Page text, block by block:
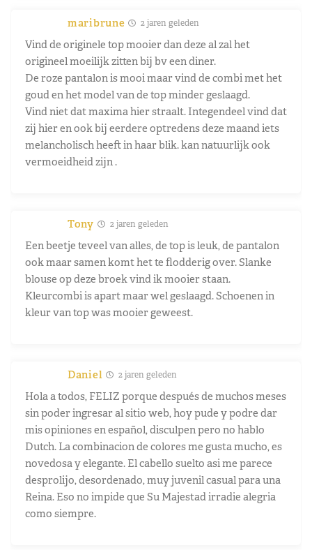
maribrune 2 jaren geleden
Vind de originele top mooier dan deze al zal het
origineel moeilijk zitten bij bv een diner.
De roze pantalon is mooi maar vind de combi met het
goud en het model van de top minder geslaagd.
Vind niet dat maxima hier straalt. Integendeel vind dat
zij hier en ook bij eerdere optredens deze maand iets
melancholisch heeft in haar blik. kan natuurlijk ook
vermoeidheid zijn .
Tony 2 jaren geleden
Een beetje teveel van alles, de top is leuk, de pantalon
ook maar samen komt het te flodderig over. Slanke
blouse op deze broek vind ik mooier staan.
Kleurcombi is apart maar wel geslaagd. Schoenen in
kleur van top was mooier geweest.
Daniel 2 jaren geleden
Hola a todos, FELIZ porque después de muchos meses
sin poder ingresar al sitio web, hoy pude y podre dar
mis opiniones en español, disculpen pero no hablo
Dutch. La combinacion de colores me gusta mucho, es
novedosa y elegante. El cabello suelto asi me parece
desprolijo, desordenado, muy juvenil casual para una
Reina. Eso no impide que Su Majestad irradie alegria
como siempre.